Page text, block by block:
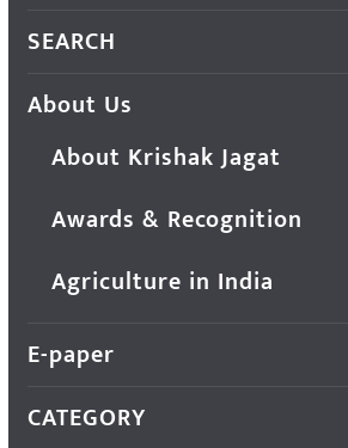
SEARCH
About Us
About Krishak Jagat
Awards & Recognition
Agriculture in India
E-paper
CATEGORY